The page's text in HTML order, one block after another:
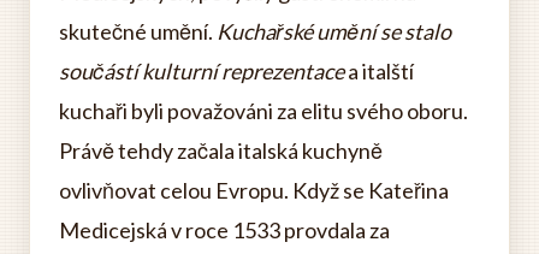
skutečné umění. Kuchařské umění se stalo
součástí kulturní reprezentacea italští
kuchaři byli považováni za elitu svého oboru.
Právě tehdy začala italská kuchyně
ovlivňovat celou Evropu. Když se Kateřina
Medicejská v roce 1533 provdala za